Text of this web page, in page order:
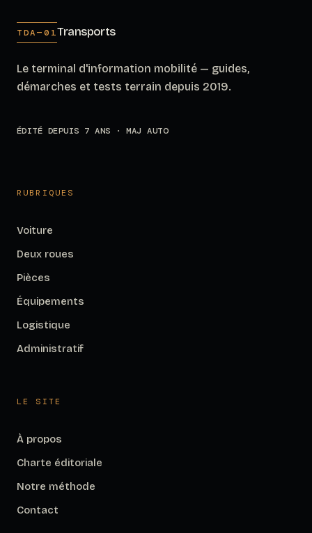
TDA—01Transports
Le terminal d'information mobilité — guides,
démarches et tests terrain depuis 2019.
ÉDITÉ DEPUIS 7 ANS · MAJ AUTO
RUBRIQUES
Voiture
Deux roues
Pièces
Équipements
Logistique
Administratif
LE SITE
À propos
Charte éditoriale
Notre méthode
Contact